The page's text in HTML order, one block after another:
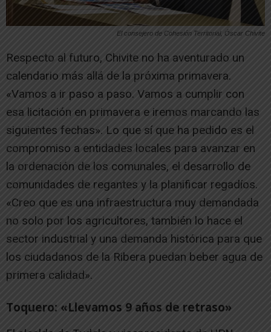
El consejero de Cohesión Territorial, Óscar Chivite
Respecto al futuro, Chivite no ha aventurado un
calendario más allá de la próxima primavera.
«Vamos a ir paso a paso. Vamos a cumplir con
esa licitación en primavera e iremos marcando las
siguientes fechas». Lo que sí que ha pedido es el
compromiso a entidades locales para avanzar en
la ordenación de los comunales, el desarrollo de
comunidades de regantes y la planificar regadíos.
«Creo que es una infraestructura muy demandada
no solo por los agricultores, también lo hace el
sector industrial y una demanda histórica para que
los ciudadanos de la Ribera puedan beber agua de
primera calidad».
Toquero: «Llevamos 9 años de retraso»